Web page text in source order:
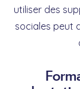
utiliser des
sociales peut